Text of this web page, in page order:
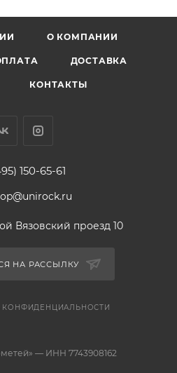
О КОМПАНИИ
ДОСТАВКА
КОНТАКТЫ
150-65-61
Вязовский проезд 10
НА РАССЫЛКУ
КОНФИДЕНЦИАЛЬНОСТИ
— ИНН 7743908162